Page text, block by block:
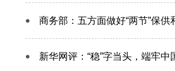
商务部：五方面做好“两节”保供
新华网评：“稳”字当头，端牢中